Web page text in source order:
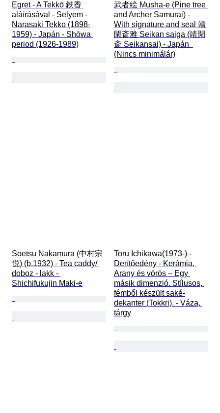
Egret - A Tekkō 鉄香
aláírásával - Selyem -
Narasaki Tekko (1898-
1959) - Japán - Shōwa
period (1926-1989)
武者絵 Musha-e (Pine tree
and Archer Samurai) -
With signature and seal 靖
閑斎雅 Seikan saiga (靖閑
斎 Seikansai) - Japán
(Nincs minimálár)
Soetsu Nakamura (中村宗
悦) (b.1932) - Tea caddy/
doboz - lakk -
Shichifukujin Maki-e
Toru Ichikawa(1973-) -
Derítőedény - Kerámia,
Arany és vörös – Egy
másik dimenzió. Stílusos,
fémből készült saké-
dekanter (Tokkri). - Váza,
tárgy